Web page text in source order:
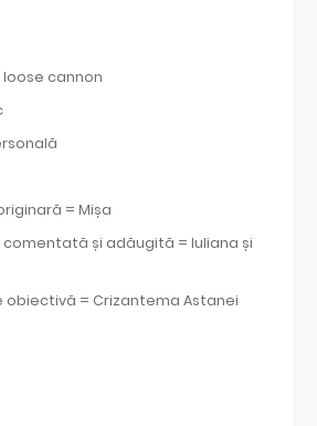
loose cannon
= Mișa
comentată și adăugită = Iuliana și
obiectivă = Crizantema Astanei